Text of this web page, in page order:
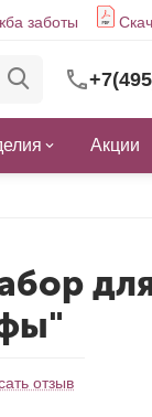
заботы
Акции
отзыв